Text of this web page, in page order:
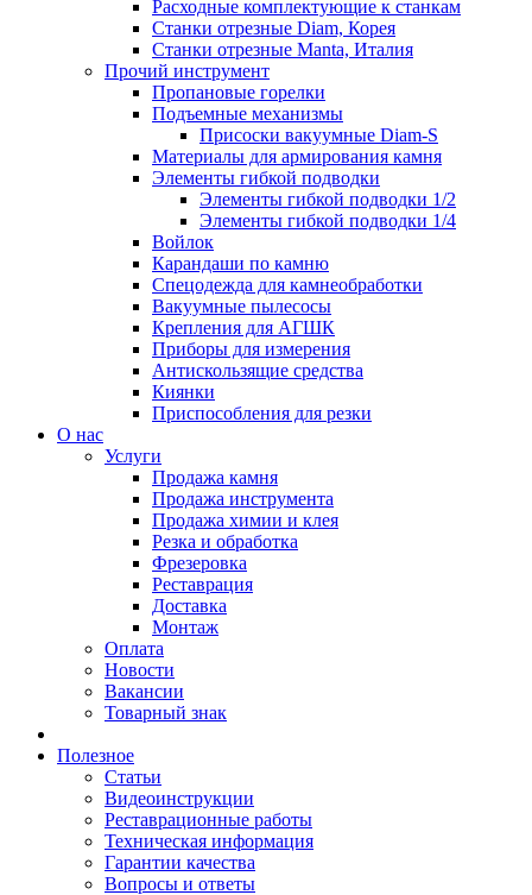
Расходные комплектующие к станкам
Станки отрезные Diam, Корея
Станки отрезные Manta, Италия
Прочий инструмент
Пропановые горелки
Подъeмные механизмы
Присоски вакуумные Diam-S
Материалы для армирования камня
Элементы гибкой подводки
Элементы гибкой подводки 1/2
Элементы гибкой подводки 1/4
Войлок
Карандаши по камню
Спецодежда для камнеобработки
Вакуумные пылесосы
Крепления для АГШК
Приборы для измерения
Антискользящие средства
Киянки
Приспособления для резки
О нас
Услуги
Продажа камня
Продажа инструмента
Продажа химии и клея
Резка и обработка
Фрезеровка
Реставрация
Доставка
Монтаж
Оплата
Новости
Вакансии
Товарный знак
Полезное
Статьи
Видеоинструкции
Реставрационные работы
Техническая информация
Гарантии качества
Вопросы и ответы